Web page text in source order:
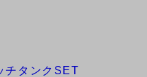
チタンクSET